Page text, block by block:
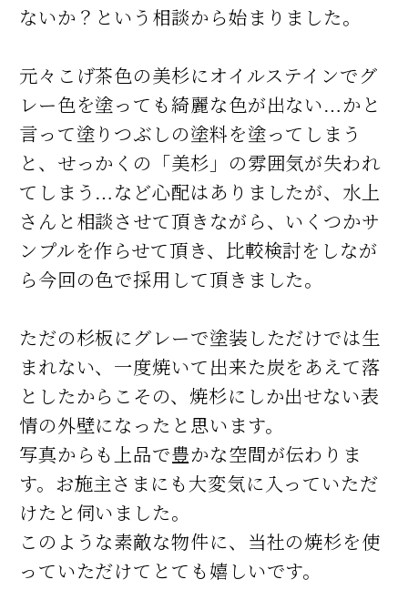
ないか？という相談から始まりました。
元々こげ茶色の美杉にオイルステインでグ
レー色を塗っても綺麗な色が出ない…かと
言って塗りつぶしの塗料を塗ってしまう
と、せっかくの「美杉」の雰囲気が失われ
てしまう…など心配はありましたが、水上
さんと相談させて頂きながら、いくつかサ
ンプルを作らせて頂き、比較検討をしなが
ら今回の色で採用して頂きました。
ただの杉板にグレーで塗装しただけでは生
まれない、一度焼いて出来た炭をあえて落
としたからこその、焼杉にしか出せない表
情の外壁になったと思います。
写真からも上品で豊かな空間が伝わりま
す。お施主さまにも大変気に入っていただ
けたと伺いました。
このような素敵な物件に、当社の焼杉を使
っていただけてとても嬉しいです。